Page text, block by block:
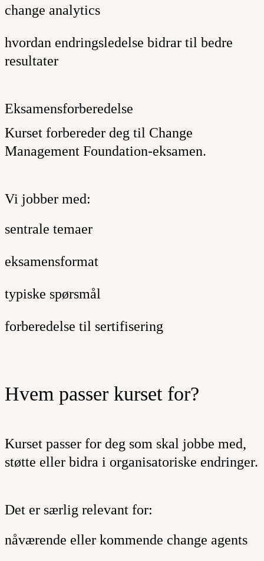
change analytics
hvordan endringsledelse bidrar til bedre
resultater
Eksamensforberedelse
Kurset forbereder deg til Change
Management Foundation-eksamen.
Vi jobber med:
sentrale temaer
eksamensformat
typiske spørsmål
forberedelse til sertifisering
Hvem passer kurset for?
Kurset passer for deg som skal jobbe med,
støtte eller bidra i organisatoriske endringer.
Det er særlig relevant for:
nåværende eller kommende change agents